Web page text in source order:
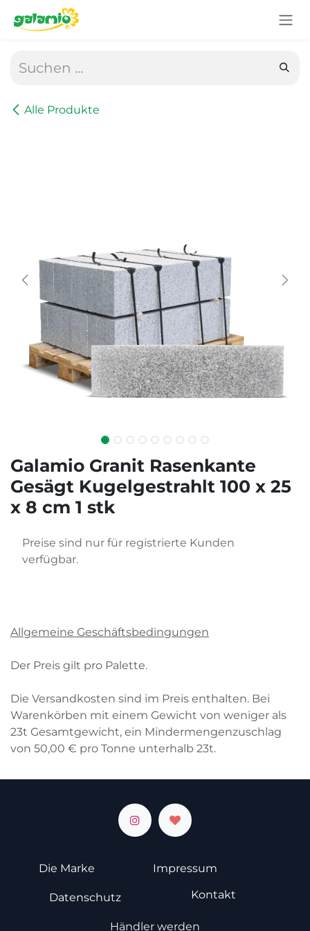
Zum Inhalt springen
Alle Produkte
Galamio Granit Rasenkante
Gesägt Kugelgestrahlt 100 x 25
x 8 cm 1 stk
Preise sind nur für registrierte Kunden
verfügbar.
Allgemeine Geschäftsbedingungen
Der Preis gilt pro Palette.
Die Versandkosten sind im Preis enthalten. Bei
Warenkörben mit einem Gewicht von weniger als
23t Gesamtgewicht, ein Mindermengenzuschlag
von 50,00 € pro Tonne unterhalb 23t.
Die Marke Impressum
Datenschutz Kontakt
Händler werden